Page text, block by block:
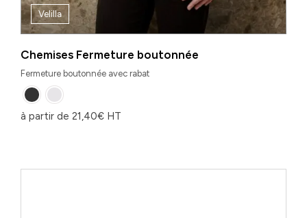
Velilla
Chemises Fermeture boutonnée
Fermeture boutonnée avec rabat
à partir de 21,40€ HT